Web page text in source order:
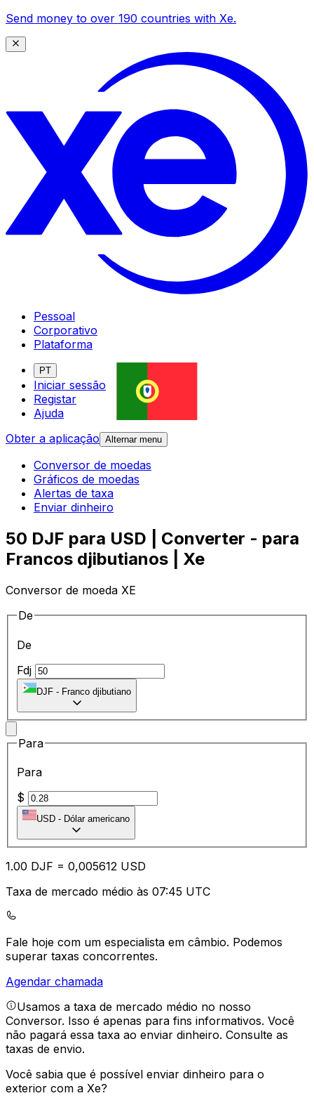
Send money to over 190 countries with Xe.
Pessoal
Corporativo
Plataforma
PT
Iniciar sessão
Registar
Ajuda
Obter a aplicação Alternar menu
Conversor de moedas
Gráficos de moedas
Alertas de taxa
Enviar dinheiro
50 DJF para USD | Converter - para
Francos djibutianos | Xe
Conversor de moeda XE
De
De
Fdj
DJF - Franco djibutiano
Para
Para
$
USD - Dólar americano
1.00 DJF = 0,005612 USD
Taxa de mercado médio às 07:45 UTC
Fale hoje com um especialista em câmbio. Podemos
superar taxas concorrentes.
Agendar chamada
Usamos a taxa de mercado médio no nosso
Conversor. Isso é apenas para fins informativos. Você
não pagará essa taxa ao enviar dinheiro. Consulte as
taxas de envio.
Você sabia que é possível enviar dinheiro para o
exterior com a Xe?